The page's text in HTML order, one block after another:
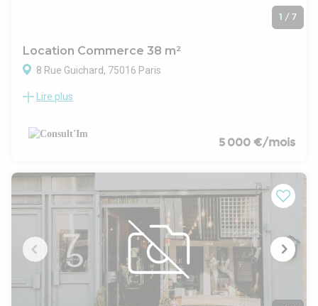
1 / 7
Location Commerce 38 m²
8 Rue Guichard, 75016 Paris
A toute proximité du métro La Muette, au couer du quartier
réserves en sous-sol.
CARACTERISTIQUES DE L'OFFRE
Espace de vente facile à aménager bénéficiant d'une belle
luminosité
Climatisation installée
Deux belles réserves en sous-sol relié par un escalier
intérieur
Sanitaire privatif
Point d'eau en sous-sol
CONDITIONS FINANCIERES
Bail : commercial 3/6/9/10 ans
Lire plus
5 000 €/mois